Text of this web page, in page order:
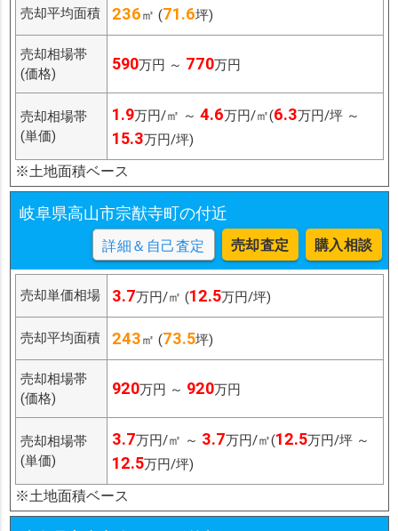
売却平均面積 236㎡ (71.6坪)
売却相場帯
(価格)
590万円 ～ 770万円
売却相場帯
(単価)
1.9万円/㎡ ～ 4.6万円/㎡(6.3万円/坪 ～
15.3万円/坪)
※土地面積ベース
岐阜県高山市宗猷寺町の付近
詳細＆自己査定 売却査定 購入相談
売却単価相場 3.7万円/㎡ (12.5万円/坪)
売却平均面積 243㎡ (73.5坪)
売却相場帯
(価格)
920万円 ～ 920万円
売却相場帯
(単価)
3.7万円/㎡ ～ 3.7万円/㎡(12.5万円/坪 ～
12.5万円/坪)
※土地面積ベース